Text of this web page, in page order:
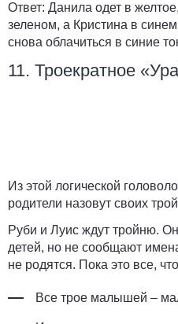
Ответ: Данила одет в
зеленом, а Кристина в
снова облачиться в синие
11. Троекратное
Из этой логической
родители назовут своих
Руби и Луис ждут тройню.
детей, но не сообщают
не родятся. Пока это все,
Все трое малышей –